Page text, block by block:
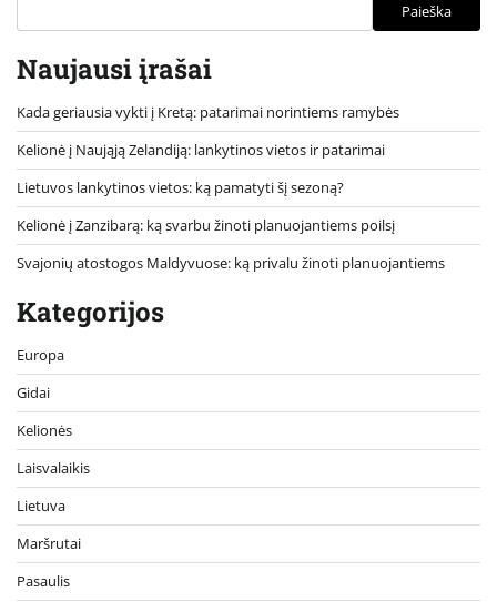
Paieška
Naujausi įrašai
Kada geriausia vykti į Kretą: patarimai norintiems ramybės
Kelionė į Naująją Zelandiją: lankytinos vietos ir patarimai
Lietuvos lankytinos vietos: ką pamatyti šį sezoną?
Kelionė į Zanzibarą: ką svarbu žinoti planuojantiems poilsį
Svajonių atostogos Maldyvuose: ką privalu žinoti planuojantiems
Kategorijos
Europa
Gidai
Kelionės
Laisvalaikis
Lietuva
Maršrutai
Pasaulis